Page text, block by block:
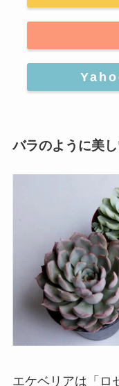
バラのように美し
エケベリアは「ロ